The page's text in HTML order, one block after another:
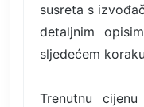
susreta s
detaljnim
sljedećem
Trenutnu